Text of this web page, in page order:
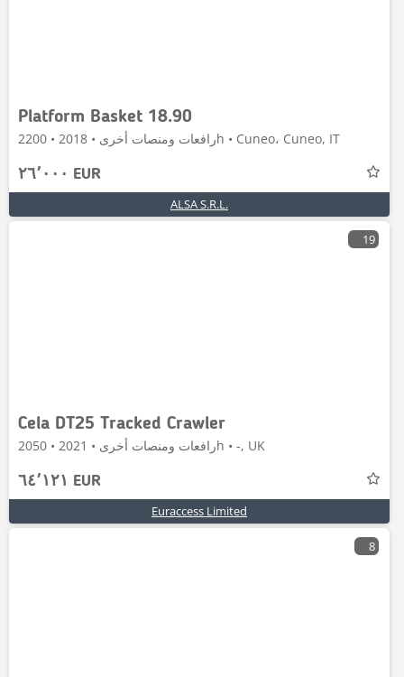
Platform Basket 18.90
رافعات ومنصات أخرى • 2018 • 2200h • Cuneo، Cuneo, IT
٢٦٬٠٠٠ EUR
ALSA S.R.L.
19
Cela DT25 Tracked Crawler
رافعات ومنصات أخرى • 2021 • 2050h • -, UK
٦٤٬١٢١ EUR
Euraccess Limited
8